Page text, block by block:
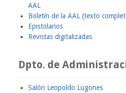
AAL
Boletín de la AAL (texto
Epistolarios
Revistas digitalizadas
Dpto. de
Salón Leopoldo Lugones